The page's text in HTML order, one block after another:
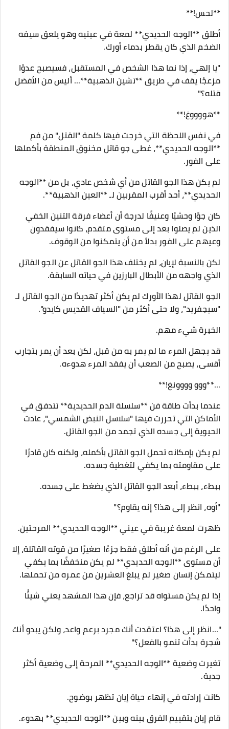
**لحس!**
أطلق **الوجه الحديدي** لمعة في عينيه وهو يلعق سيفه
الضخم الذي كان يقطر بدماء أورك.
"يا إلهي، إذا نما هذا الشخص في المستقبل، فسيصبح عدوًا
مزعجًا يقف في طريق **تشين الذهبية**... أليس من الأفضل
قتله؟"
**هووووغ!**
في نفس اللحظة التي خرجت فيها كلمة "القتل" من فم
**الوجه الحديدي**، غطى جو قاتل مخنوق المنطقة بأكملها
على الفور.
لم يكن هذا الجو القاتل من أي شخص عادي، بل من **الوجه
الحديدي**، أحد أقرب المقربين لـ **العين الذهبية**.
كان جوًا وحشيًا وعنيفًا لدرجة أن أعضاء فرقة التنين الخفي
الذين لم يصلوا بعد إلى مستوى متقدم، كانوا سيفقدون
وعيهم على الفور بدلاً من أن يتمكنوا من الوقوف.
لكن بالنسبة لإيان، لم يختلف هذا الجو القاتل عن الجو القاتل
الذي واجهه من الأبطال البارزين في حياته السابقة.
الجو القاتل لهذا الأورك لم يكن أكثر تهديدًا من الجو القاتل لـ
"سيجفريد"، ولا حتى أكثر من "السياف القديس كايدو".
الخبرة شيء مهم.
قد يجهل المرء ما لم يمر به من قبل، لكن بعد أن يمر بتجارب
أقسى، يصبح من الصعب أن يفقد المرء هدوءه.
...**ووو وووونغ!**
عندما بدأت طاقة فن **سلسلة الدم الحديدية** تتدفق في
الأماكن التي تحررت فيها "سلاسل النبض الشمسي"، عادت
الحيوية إلى جسده الذي تجمد من الجو القاتل.
لم يكن بإمكانه تحمل الجو القاتل بأكمله، ولكنه كان قادرًا
على مقاومته بما يكفي لتغطية جسده.
ببطء، ببطء، أبعد الجو القاتل الذي يضغط على جسده.
"أوه، انظر إلى هذا؟ إنه يقاوم؟"
ظهرت لمعة غريبة في عيني **الوجه الحديدي** المرحتين.
على الرغم من أنه أطلق فقط جزءًا صغيرًا من قوته القاتلة، إلا
أن مستوى **الوجه الحديدي** لم يكن منخفضًا بما يكفي
ليتمكن إنسان صغير لم يبلغ العشرين من عمره من تحملها.
إذا لم يكن مستواه قد تراجع، فإن هذا المشهد يعني شيئًا
واحدًا.
"...انظر إلى هذا؟ اعتقدت أنك مجرد برعم واعد، ولكن يبدو أنك
شجرة بدأت تنمو بالفعل؟"
تغيرت وضعية **الوجه الحديدي** المرحة إلى وضعية أكثر
جدية.
كانت إرادته في إنهاء حياة إيان تظهر بوضوح.
قام إيان بتقييم الفرق بينه وبين **الوجه الحديدي** بهدوء.